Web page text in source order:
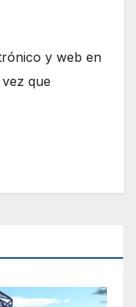
y web en
que